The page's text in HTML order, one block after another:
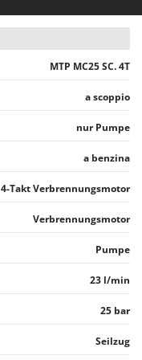
MTP MC25 SC. 4T
a scoppio
nur Pumpe
a benzina
4-Takt Verbrennungsmotor
Verbrennungsmotor
Pumpe
23 l/min
25 bar
Seilzug